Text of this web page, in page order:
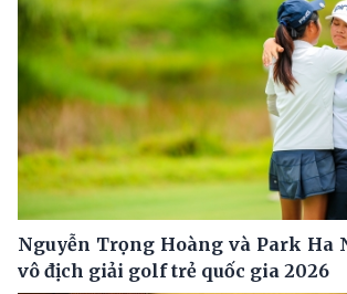
Nguyễn Trọng Hoàng và Park Ha
vô địch giải golf trẻ quốc gia 2026